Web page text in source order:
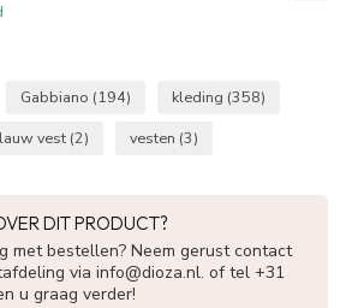
Gabbiano (194) kleding (358)
vest (2) vesten (3)
DIT PRODUCT?
met bestellen? Neem gerust contact
via info@dioza.nl. of tel +31
u graag verder!